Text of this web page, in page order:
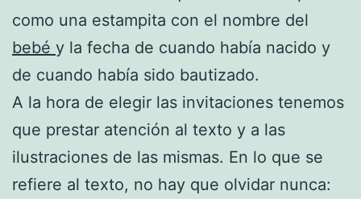
como una estampita con el nombre del
bebé y la fecha de cuando había nacido y
de cuando había sido bautizado.
A la hora de elegir las invitaciones tenemos
que prestar atención al texto y a las
ilustraciones de las mismas. En lo que se
refiere al texto, no hay que olvidar nunca: